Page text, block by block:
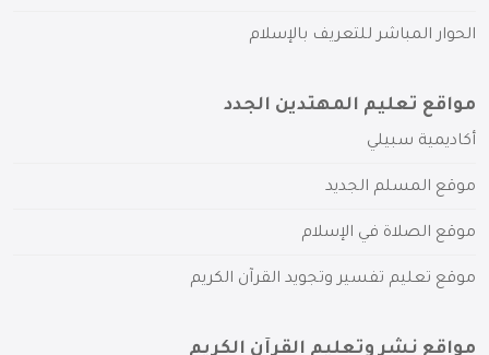
الحوار المباشر للتعريف بالإسلام
مواقع تعليم المهتدين الجدد
أكاديمية سبيلي
موقع المسلم الجديد
موقع الصلاة في الإسلام
موقع تعليم تفسير وتجويد القرآن الكريم
مواقع نشر وتعليم القرآن الكريم